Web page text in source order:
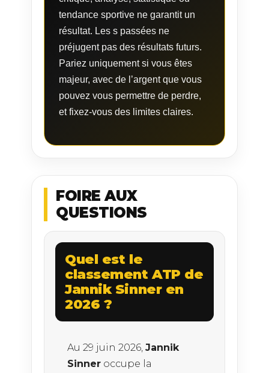
tendance sportive ne garantit un
résultat. Les s passées ne
préjugent pas des résultats futurs.
Pariez uniquement si vous êtes
majeur, avec de l’argent que vous
pouvez vous permettre de perdre,
et fixez-vous des limites claires.
FOIRE AUX
QUESTIONS
Quel est le
classement ATP de
Jannik Sinner en
2026 ?
Au 29 juin 2026, Jannik
Sinner occupe la